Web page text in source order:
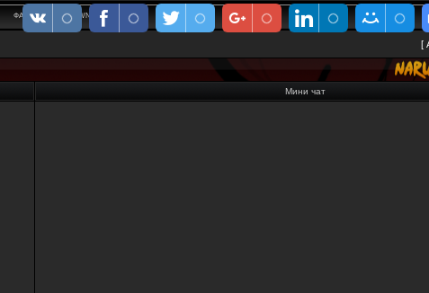
фанфики download
[
Мини чат